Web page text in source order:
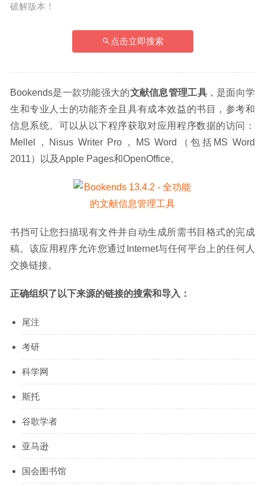
破解版本！
点击立即搜索
Bookends是一款功能强大的文献信息管理工具，是面向学
生和专业人士的功能齐全且具有成本效益的书目，参考和
信息系统。可以从以下程序获取对应用程序数据的访问：
Mellel，Nisus Writer Pro，MS Word（包括MS Word
2011）以及Apple Pages和OpenOffice。
书挡可让您扫描现有文件并自动生成所需书目格式的完成
稿。该应用程序允许您通过Internet与任何平台上的任何人
交换链接。
正确组织了以下来源的链接的搜索和导入：
尾注
考研
科学网
斯托
谷歌学者
亚马逊
国会图书馆